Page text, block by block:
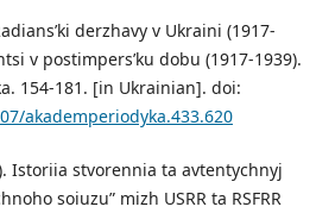
derzhavy v Ukraini (1917-
v postimpers’ku dobu (1917-1939).
154-181. [in Ukrainian]. doi:
akademperiodyka.433.620
Istoriia stvorennia ta avtentychnyj
soiuzu” mizh USRR ta RSFRR